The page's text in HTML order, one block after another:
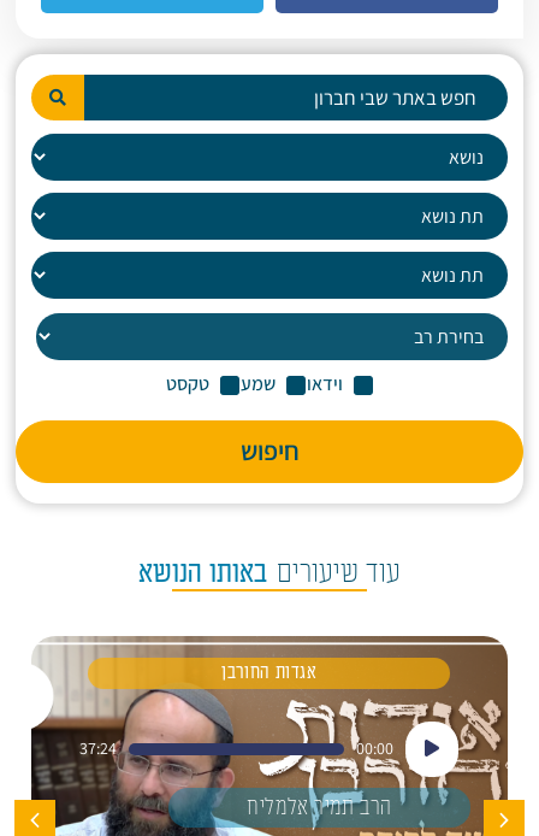
וידאו שמע טקסט
חיפוש
עוד שיעורים באותו הנושא
אגדות החורבן
נגן
אודיו
00:00
37:24
הרב תמיר אלמליח